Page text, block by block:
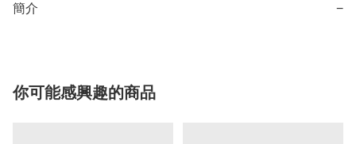
簡介 −
你可能感興趣的商品